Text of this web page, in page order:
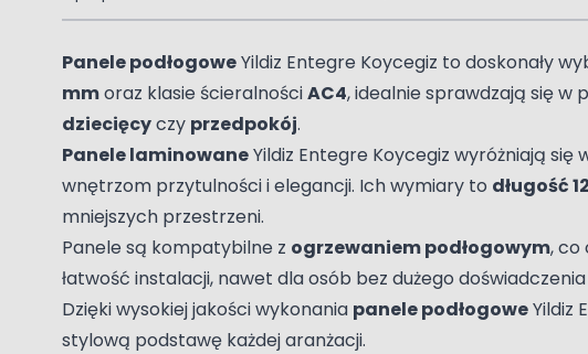
Panele podłogoweYildiz Entegre Koycegiz to doskonały
mmoraz klasie ścieralnościAC4, idealnie sprawdzają się w
dziecięcyczy przedpokój.
Panele laminowaneYildiz Entegre Koycegiz wyróżniają
wnętrzom przytulności i elegancji. Ich wymiary to długość
mniejszych przestrzeni.
Panele są kompatybilne z ogrzewaniem podłogowym, co
łatwość instalacji, nawet dla osób bez dużego
Dzięki wysokiej jakości wykonania panele podłogoweYildiz
stylową podstawę każdej aranżacji.